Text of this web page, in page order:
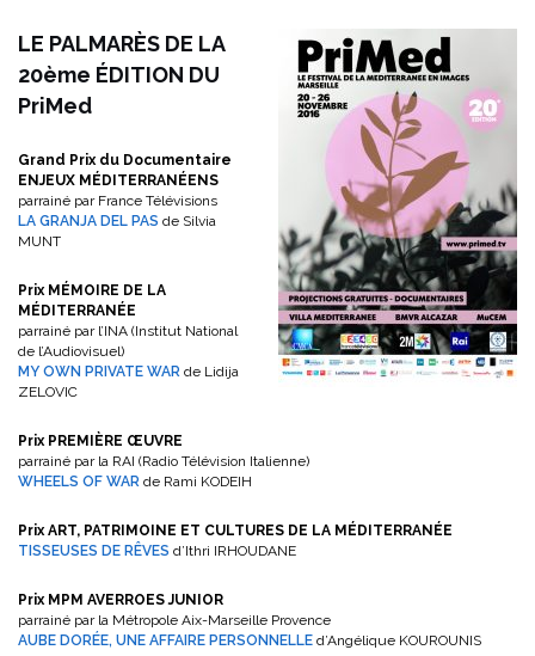
LE PALMARÈS DE LA
20ème ÉDITION DU
PriMed
Grand Prix du Documentaire
ENJEUX MÉDITERRANÉENS
parrainé par France Télévisions
LA GRANJA DEL PAS de Silvia
MUNT
Prix MÉMOIRE DE LA
MÉDITERRANÉE
parrainé par l’INA (Institut National
de l’Audiovisuel)
MY OWN PRIVATE WAR de Lidija
ZELOVIC
Prix PREMIÈRE ŒUVRE
parrainé par la RAI (Radio Télévision Italienne)
WHEELS OF WAR de Rami KODEIH
Prix ART, PATRIMOINE ET CULTURES DE LA MÉDITERRANÉE
TISSEUSES DE RÊVES d’Ithri IRHOUDANE
Prix MPM AVERROES JUNIOR
parrainé par la Métropole Aix-Marseille Provence
AUBE DORÉE, UNE AFFAIRE PERSONNELLE d’Angélique KOUROUNIS